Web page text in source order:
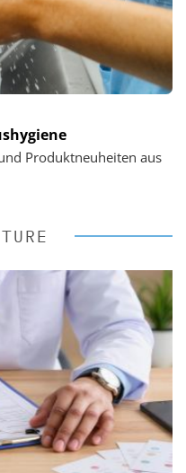
Produktneuheiten aus